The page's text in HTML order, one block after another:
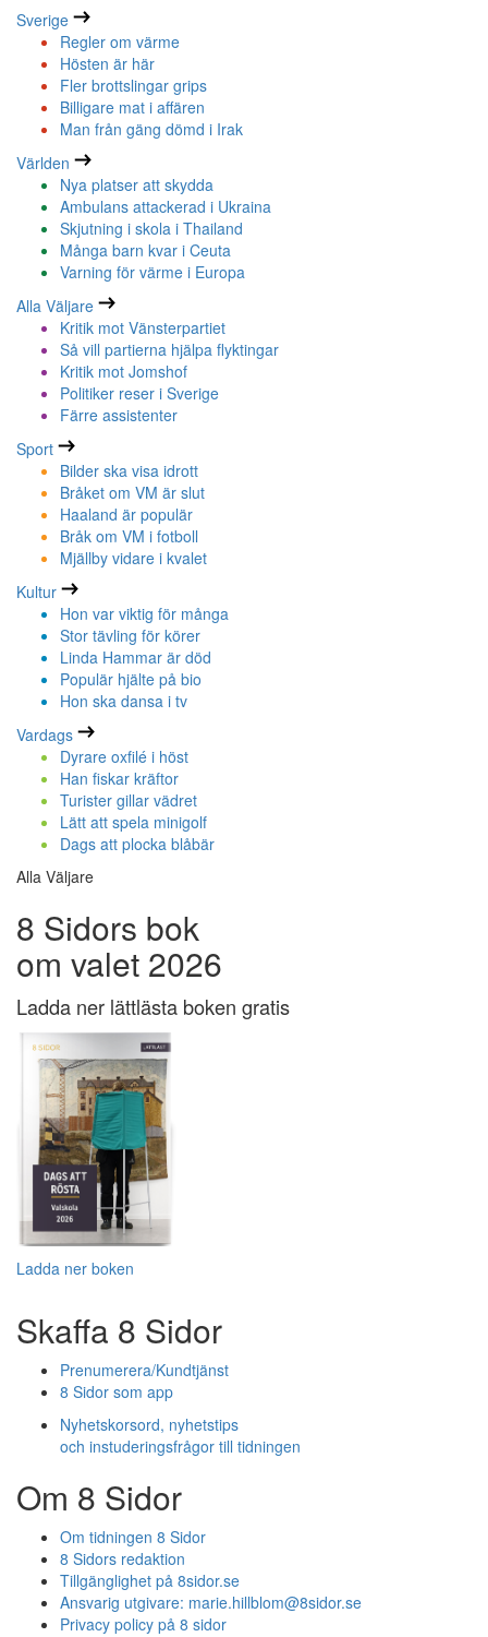
Sverige
Regler om värme
Hösten är här
Fler brottslingar grips
Billigare mat i affären
Man från gäng dömd i Irak
Världen
Nya platser att skydda
Ambulans attackerad i Ukraina
Skjutning i skola i Thailand
Många barn kvar i Ceuta
Varning för värme i Europa
Alla Väljare
Kritik mot Vänsterpartiet
Så vill partierna hjälpa flyktingar
Kritik mot Jomshof
Politiker reser i Sverige
Färre assistenter
Sport
Bilder ska visa idrott
Bråket om VM är slut
Haaland är populär
Bråk om VM i fotboll
Mjällby vidare i kvalet
Kultur
Hon var viktig för många
Stor tävling för körer
Linda Hammar är död
Populär hjälte på bio
Hon ska dansa i tv
Vardags
Dyrare oxfilé i höst
Han fiskar kräftor
Turister gillar vädret
Lätt att spela minigolf
Dags att plocka blåbär
Alla Väljare
8 Sidors bok
om valet 2026
Ladda ner lättlästa boken gratis
Ladda ner boken
Skaffa 8 Sidor
Prenumerera/Kundtjänst
8 Sidor som app
Nyhetskorsord, nyhetstips
och instuderingsfrågor till tidningen
Om 8 Sidor
Om tidningen 8 Sidor
8 Sidors redaktion
Tillgänglighet på 8sidor.se
Ansvarig utgivare: marie.hillblom@8sidor.se
Privacy policy på 8 sidor